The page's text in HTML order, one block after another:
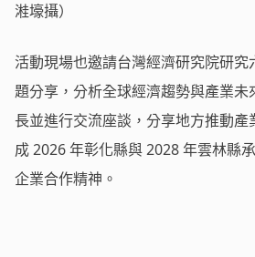
溎壕攝）
活動現場也邀請台灣經濟研究院研
題分享，分析全球經濟趨勢與產業
長並進行交流座談，分享地方推動
成 2026 年彰化縣與 2028 年雲林縣
企業合作精神。